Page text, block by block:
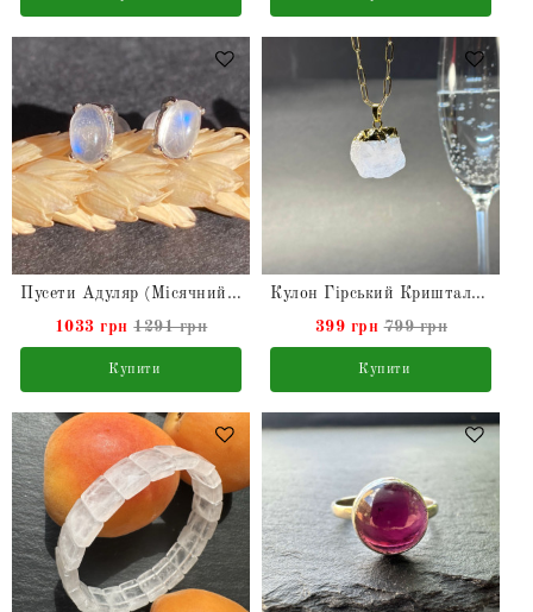
Пусети Адуляр (Місячний камінь)
1033 грн 1291 грн
Купити
Кулон Гірський Кришталь натуральний необроблений на ланцюжку
399 грн 799 грн
Купити